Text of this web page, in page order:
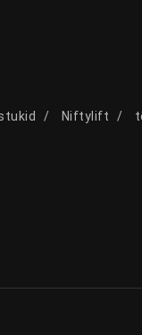
Niftylift